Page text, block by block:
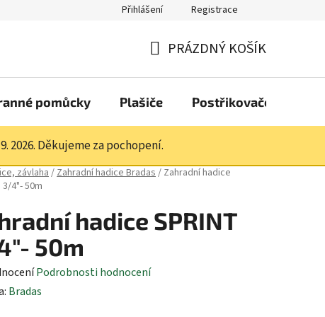
Přihlášení Registrace
KOŠÍK
PRÁZDNÝ KOŠÍK
pomůcky Plašiče Postřikovače a
2026. Děkujeme za pochopení.
závlaha/Zahradní hadice Bradas/ Zahradní hadice
3/4"- 50m
hadice SPRINT
50m
Podrobnosti hodnocení
Bradas